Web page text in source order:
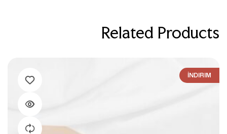
Related Products
İNDIRIM